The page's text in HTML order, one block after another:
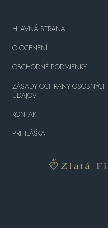
HLAVNÁ STRANA
O OCENENÍ
OBCHODNÉ PODMIENKY
ZÁSADY OCHRANY OSOBNÝCH
ÚDAJOV
KONTAKT
PRIHLÁŠKA